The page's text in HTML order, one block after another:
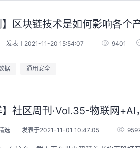
】区块链技术是如何影响各个
发表于2021-11-20 15:54:07 9401
据 通用安全
】社区周刊·Vol.35-物联网
选 发表于2021-11-01 10:47:05 9597